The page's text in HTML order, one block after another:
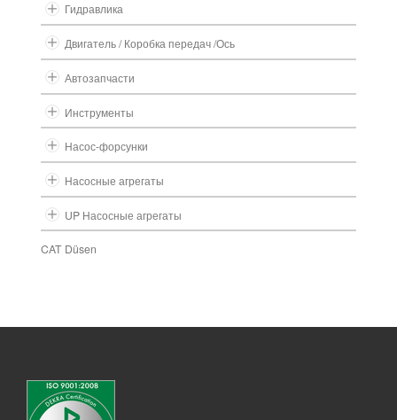
Гидравлика
Двигатель / Коробка передач /Ось
Автозапчасти
Инструменты
Насос-форсунки
Насосные агрегаты
UP Насосные агрегаты
CAT Düsen